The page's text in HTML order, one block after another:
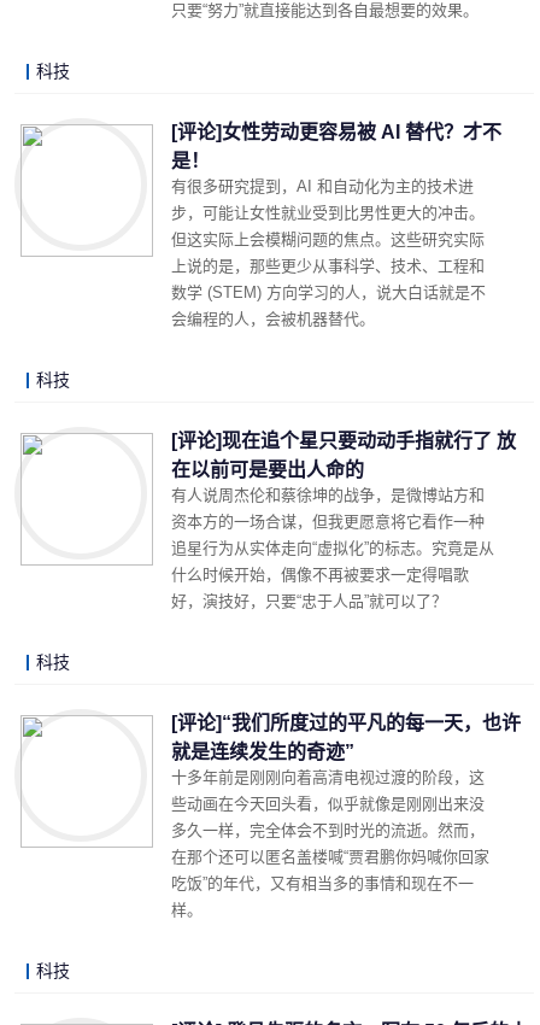
只要“努力”就直接能达到各自最想要的效果。
科技
[评论]女性劳动更容易被 AI 替代？才不
是！
有很多研究提到，AI 和自动化为主的技术进
步，可能让女性就业受到比男性更大的冲击。
但这实际上会模糊问题的焦点。这些研究实际
上说的是，那些更少从事科学、技术、工程和
数学 (STEM) 方向学习的人，说大白话就是不
会编程的人，会被机器替代。
科技
[评论]现在追个星只要动动手指就行了 放
在以前可是要出人命的
有人说周杰伦和蔡徐坤的战争，是微博站方和
资本方的一场合谋，但我更愿意将它看作一种
追星行为从实体走向“虚拟化”的标志。究竟是从
什么时候开始，偶像不再被要求一定得唱歌
好，演技好，只要“忠于人品”就可以了？
科技
[评论]“我们所度过的平凡的每一天，也许
就是连续发生的奇迹”
十多年前是刚刚向着高清电视过渡的阶段，这
些动画在今天回头看，似乎就像是刚刚出来没
多久一样，完全体会不到时光的流逝。然而，
在那个还可以匿名盖楼喊“贾君鹏你妈喊你回家
吃饭”的年代，又有相当多的事情和现在不一
样。
科技